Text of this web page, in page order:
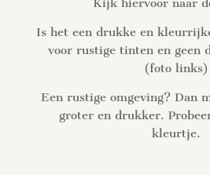
Kijk hiervoor naar
Is het een drukke en
voor rustige tinten en geen
(foto links)
Een rustige omgeving? Dan
groter en drukker.
kleurtje.